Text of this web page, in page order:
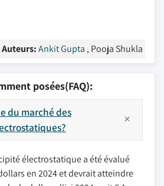
Auteurs:Ankit Gupta , Pooja Shukla
posées(FAQ):
du marché des
électrostatique a été évalué
en 2024 et devrait atteindre